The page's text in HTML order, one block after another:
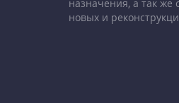
назначения, а так же
новых и